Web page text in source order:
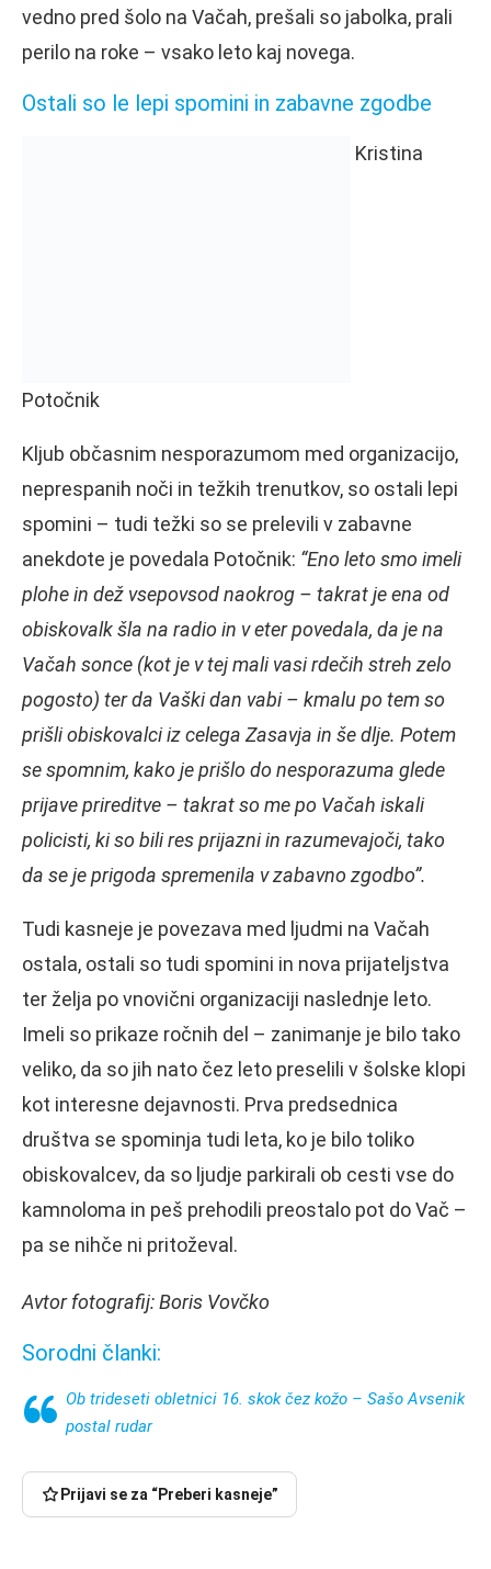
vedno pred šolo na Vačah, prešali so jabolka, prali
perilo na roke – vsako leto kaj novega.
Ostali so le lepi spomini in zabavne zgodbe
Kristina
Potočnik
Kljub občasnim nesporazumom med organizacijo,
neprespanih noči in težkih trenutkov, so ostali lepi
spomini – tudi težki so se prelevili v zabavne
anekdote je povedala Potočnik: “Eno leto smo imeli
plohe in dež vsepovsod naokrog – takrat je ena od
obiskovalk šla na radio in v eter povedala, da je na
Vačah sonce (kot je v tej mali vasi rdečih streh zelo
pogosto) ter da Vaški dan vabi – kmalu po tem so
prišli obiskovalci iz celega Zasavja in še dlje. Potem
se spomnim, kako je prišlo do nesporazuma glede
prijave prireditve – takrat so me po Vačah iskali
policisti, ki so bili res prijazni in razumevajoči, tako
da se je prigoda spremenila v zabavno zgodbo”.
Tudi kasneje je povezava med ljudmi na Vačah
ostala, ostali so tudi spomini in nova prijateljstva
ter želja po vnovični organizaciji naslednje leto.
Imeli so prikaze ročnih del – zanimanje je bilo tako
veliko, da so jih nato čez leto preselili v šolske klopi
kot interesne dejavnosti. Prva predsednica
društva se spominja tudi leta, ko je bilo toliko
obiskovalcev, da so ljudje parkirali ob cesti vse do
kamnoloma in peš prehodili preostalo pot do Vač –
pa se nihče ni pritoževal.
Avtor fotografij: Boris Vovčko
Sorodni članki:
Ob trideseti obletnici 16. skok čez kožo – Sašo Avsenik
postal rudar
Prijavi se za “Preberi kasneje”